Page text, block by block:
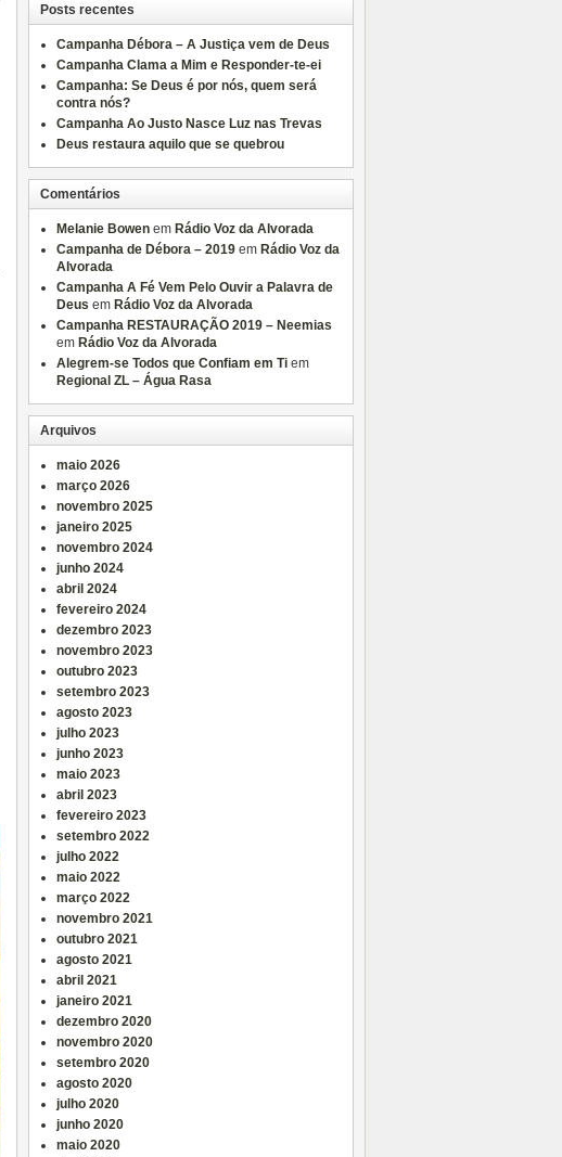
Posts recentes
Campanha Débora – A Justiça vem de Deus
Campanha Clama a Mim e Responder-te-ei
Campanha: Se Deus é por nós, quem será
contra nós?
Campanha Ao Justo Nasce Luz nas Trevas
Deus restaura aquilo que se quebrou
Comentários
Melanie Bowen em Rádio Voz da Alvorada
Campanha de Débora – 2019 em Rádio Voz da
Alvorada
Campanha A Fé Vem Pelo Ouvir a Palavra de
Deus em Rádio Voz da Alvorada
Campanha RESTAURAÇÃO 2019 – Neemias
em Rádio Voz da Alvorada
Alegrem-se Todos que Confiam em Ti em
Regional ZL – Água Rasa
Arquivos
maio 2026
março 2026
novembro 2025
janeiro 2025
novembro 2024
junho 2024
abril 2024
fevereiro 2024
dezembro 2023
novembro 2023
outubro 2023
setembro 2023
agosto 2023
julho 2023
junho 2023
maio 2023
abril 2023
fevereiro 2023
setembro 2022
julho 2022
maio 2022
março 2022
novembro 2021
outubro 2021
agosto 2021
abril 2021
janeiro 2021
dezembro 2020
novembro 2020
setembro 2020
agosto 2020
julho 2020
junho 2020
maio 2020